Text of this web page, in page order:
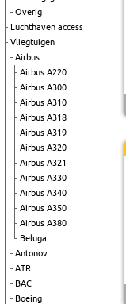
Overig
Luchthaven accessoires
Vliegtuigen
Airbus
Airbus A220
Airbus A300
Airbus A310
Airbus A318
Airbus A319
Airbus A320
Airbus A321
Airbus A330
Airbus A340
Airbus A350
Airbus A380
Beluga
Antonov
ATR
BAC
Boeing